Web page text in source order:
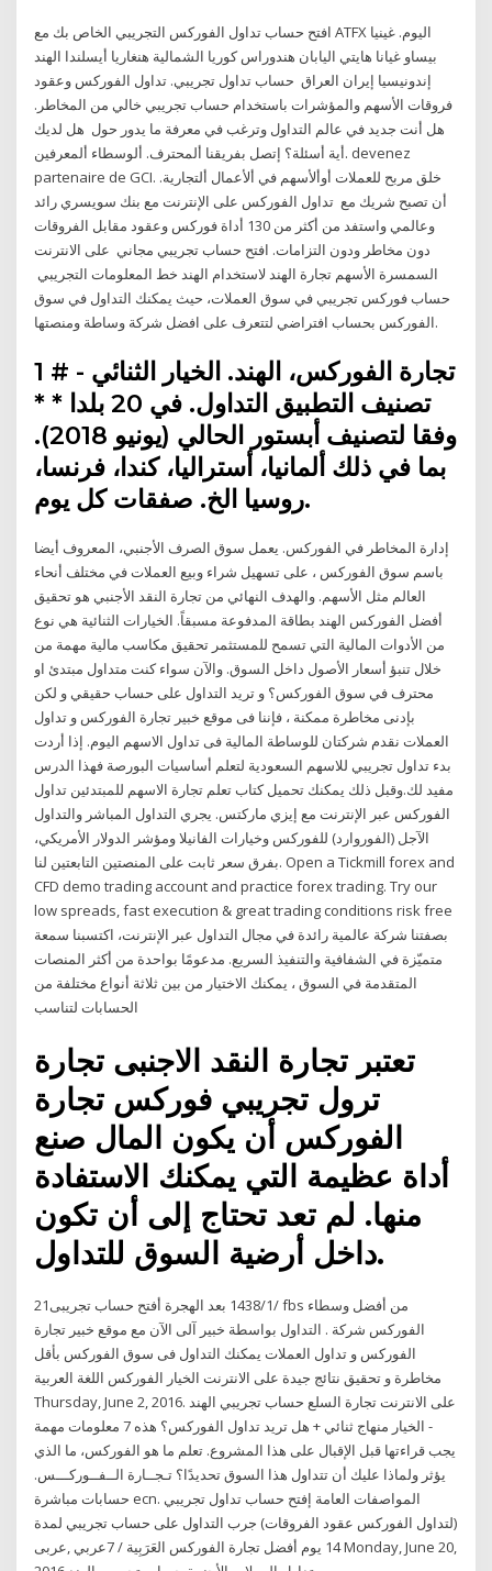
افتح حساب تداول الفوركس التجريبي الخاص بك مع ATFX اليوم. غينيا
بيساو غيانا هايتي اليابان هندوراس كوريا الشمالية هنغاريا أيسلندا الهند
إندونيسيا إيران العراق حساب تداول تجريبي. تداول الفوركس وعقود
فروقات الأسهم والمؤشرات باستخدام حساب تجريبي خالي من المخاطر.
هل أنت جديد في عالم التداول وترغب في معرفة ما يدور حول هل لديك
أية أسئلة؟ إتصل بفريقنا ألمحترف. ألوسطاء ألمعرفين. devenez
partenaire de GCI. خلق مربح للعملات أوألأسهم في ألأعمال ألتجارية.
أن تصبح شريك مع تداول الفوركس على الإنترنت مع بنك سويسري رائد
وعالمي واستفد من أكثر من 130 أداة فوركس وعقود مقابل الفروقات
دون مخاطر ودون التزامات. افتح حساب تجريبي مجاني على الانترنت
السمسرة الأسهم تجارة الهند لاستخدام الهند خط المعلومات التجريبي
حساب فوركس تجريبي في سوق العملات، حيث يمكنك التداول في سوق
الفوركس بحساب افتراضي لتتعرف على افضل شركة وساطة ومنصتها.
تجارة الفوركس، الهند. الخيار الثنائي - # 1
تصنيف التطبيق التداول. في 20 بلدا * *
وفقا لتصنيف أبستور الحالي (يونيو 2018).
بما في ذلك ألمانيا، أستراليا، كندا، فرنسا،
روسيا الخ. صفقات كل يوم.
إدارة المخاطر في الفوركس. يعمل سوق الصرف الأجنبي، المعروف أيضا
باسم سوق الفوركس ، على تسهيل شراء وبيع العملات في مختلف أنحاء
العالم مثل الأسهم. والهدف النهائي من تجارة النقد الأجنبي هو تحقيق
أفضل الفوركس الهند بطاقة المدفوعة مسبقاً. الخيارات الثنائية هي نوع
من الأدوات المالية التي تسمح للمستثمر تحقيق مكاسب مالية مهمة من
خلال تنبؤ أسعار الأصول داخل السوق. والآن سواء كنت متداول مبتدئ او
محترف في سوق الفوركس؟ و تريد التداول على حساب حقيقي و لكن
بإدنى مخاطرة ممكنة ، فإننا فى موقع خبير تجارة الفوركس و تداول
العملات نقدم شركتان للوساطة المالية فى تداول الاسهم اليوم. إذا أردت
بدء تداول تجريبي للاسهم السعودية لتعلم أساسيات البورصة فهذا الدرس
مفيد لك.وقبل ذلك يمكنك تحميل كتاب تعلم تجارة الاسهم للمبتدئين تداول
الفوركس عبر الإنترنت مع إيزي ماركتس. يجري التداول المباشر والتداول
الآجل (الفوروارد) للفوركس وخيارات الفانيلا ومؤشر الدولار الأمريكي،
بفرق سعر ثابت على المنصتين التابعتين لنا. Open a Tickmill forex and
CFD demo trading account and practice forex trading. Try our
low spreads, fast execution & great trading conditions risk free
بصفتنا شركة عالمية رائدة في مجال التداول عبر الإنترنت، اكتسبنا سمعة
متميّزة في الشفافية والتنفيذ السريع. مدعومًا بواحدة من أكثر المنصات
المتقدمة في السوق ، يمكنك الاختيار من بين ثلاثة أنواع مختلفة من
الحسابات لتناسب
تعتبر تجارة النقد الاجنبى تجارة
ترول تجريبي فوركس تجارة
الفوركس أن يكون المال صنع
أداة عظيمة التي يمكنك الاستفادة
منها. لم تعد تحتاج إلى أن تكون
داخل أرضية السوق للتداول.
21‏‏/1‏‏/1438 بعد الهجرة أفتح حساب تجريبى fbs من أفضل وسطاء
الفوركس شركة . التداول بواسطة خبير آلى الآن مع موقع خبير تجارة
الفوركس و تداول العملات يمكنك التداول فى سوق الفوركس بأقل
مخاطرة و تحقيق نتائج جيدة على الانترنت الخيار الفوركس اللغة العربية‎
Thursday, June 2, 2016. على الانترنت تجارة السلع حساب تجريبي الهند
- الخيار منهاج ثنائي + هل تريد تداول الفوركس؟ هذه 7 معلومات مهمة
يجب قراءتها قبل الإقبال على هذا المشروع. تعلم ما هو الفوركس، ما الذي
يؤثر ولماذا عليك أن تتداول هذا السوق تحديدًا؟ تـجــارة الــفــوركـــس.
حسابات مباشرة ecn. المواصفات العامة إفتح حساب تداول تجريبي
(لتداول الفوركس عقود الفروقات) جرب التداول على حساب تجريبي لمدة
14 يوم أفضل تجارة الفوركس العَرَبِية / 7عربي ,عربى Monday, June 20,